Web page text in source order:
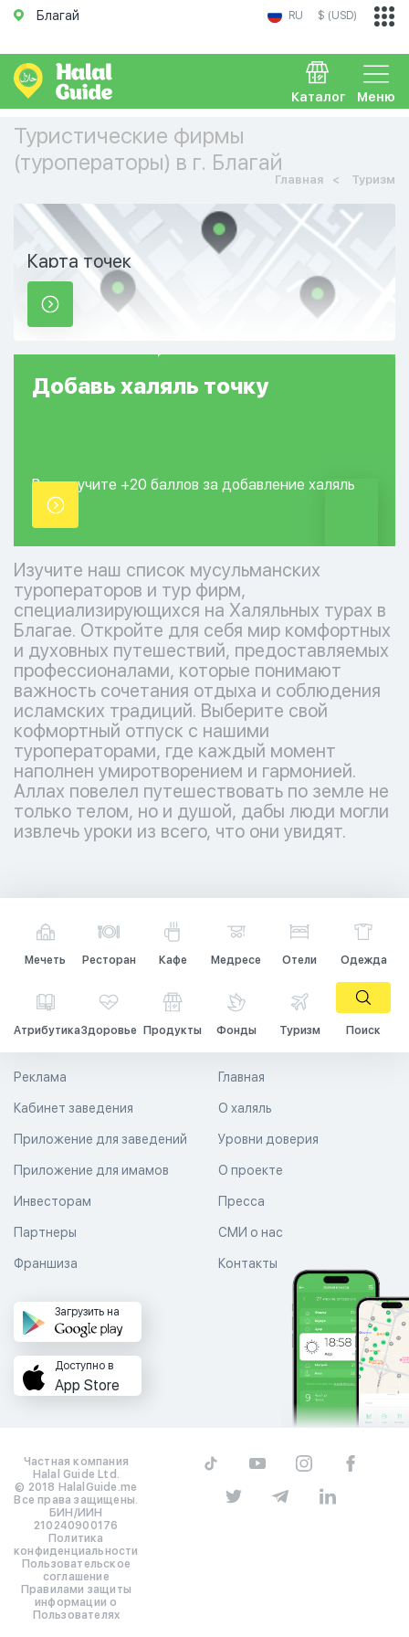
Благай RU $ (USD)
Меню
Каталог
Туристические фирмы
(туроператоры) в г. Благай
Главная Туризм
Карта точек
Добавь халяль точку
Вы получите +20 баллов за добавление халяль
точки.
Изучите наш список мусульманских
туроператоров и тур фирм,
специализирующихся на Халяльных турах в
Благае. Откройте для себя мир комфортных
и духовных путешествий, предоставляемых
профессионалами, которые понимают
важность сочетания отдыха и соблюдения
исламских традиций. Выберите свой
кофмортный отпуск с нашими
туроператорами, где каждый момент
наполнен умиротворением и гармонией.
Аллах повелел путешествовать по земле не
только телом, но и душой, дабы люди могли
извлечь уроки из всего, что они увидят.
Мечеть Ресторан Кафе Медресе Отели Одежда
АтрибутикаЗдоровье Продукты Фонды Туризм Поиск
Главная
О халяль
Уровни доверия
Реклама
Кабинет заведения
Приложение для заведений
Приложение для имамов О проекте
Пресса
СМИ о нас
Контакты
Инвесторам
Партнеры
Франшиза
Загрузить на
Доступно в
App Store
Частная компания
Halal Guide Ltd.
© 2018 HalalGuide.me
Все права защищены.
БИН/ИИН
210240900176
Политика
конфиденциальности
Пользовательское
соглашение
Правилами защиты
информации о
Пользователях